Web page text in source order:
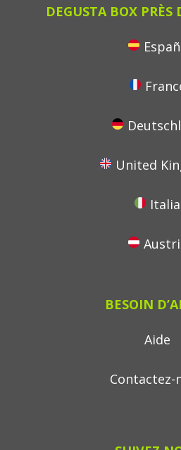
DEGUSTA BOX PRÈS
United
Italia
BESOIN
Aide
Contactez-